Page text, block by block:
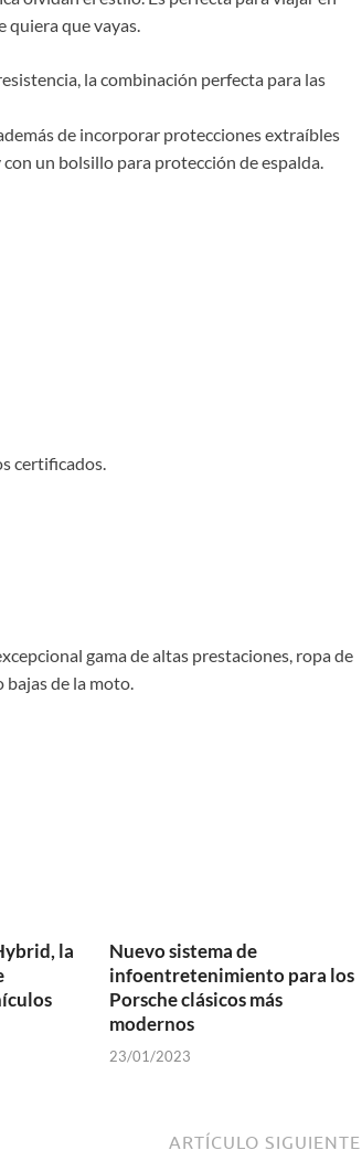
quiera que vayas.
la combinación perfecta para las
de incorporar protecciones extraíbles
un bolsillo para protección de espalda.
certificados.
gama de altas prestaciones, ropa de
de la moto.
la
Nuevo sistema de
infoentretenimiento para los
Porsche clásicos más
modernos
23/01/2023
ARTÍCULO SIGUIENTE